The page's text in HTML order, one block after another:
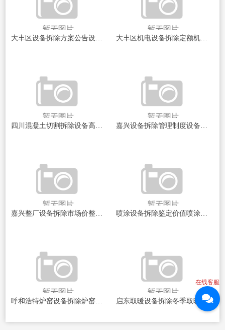
大丰区设备拆除方案公告设备拆除背后的秘密与挑战揭秘 大丰区机电设备拆除定额机电设备拆除的成本与效率探讨
嘉兴整厂设备拆除市场价整厂设备拆除的秘密与市场动态揭秘 喷涂设备拆除鉴定价值喷涂设备拆除后的隐秘价值揭秘
呼和浩特炉窑设备拆除炉窑设备拆除背后的秘密与挑战！ 启东取暖设备拆除冬季取暖设备的隐患与安全拆除探讨
在线客服